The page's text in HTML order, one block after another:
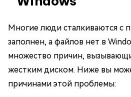
Многие люди сталкиваются с
заполнен, а файлов нет в
множество причин,
жестким диском. Ниже вы
причинами этой проблемы: